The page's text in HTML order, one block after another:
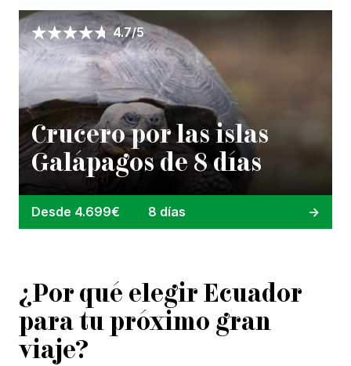
4.7/5
Crucero por las islas
Galápagos de 8 días
Desde 4.699€ 8 días
¿Por qué elegir Ecuador
para tu próximo gran
viaje?